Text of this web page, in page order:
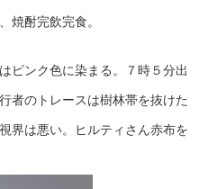
焼酎完飲完食。
ピンク色に染まる。７時５分出
者のトレースは樹林帯を抜けた
界は悪い。ヒルティさん赤布を